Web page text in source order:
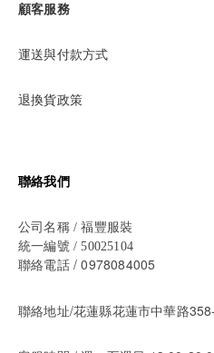
顧客服務
運送與付款方式
退換貨政策
聯絡我們
公司名稱 / 福豐服裝
統一編號 / 50025104
聯絡電話/ 0978084005
聯絡地址/花蓮縣花蓮市中華路